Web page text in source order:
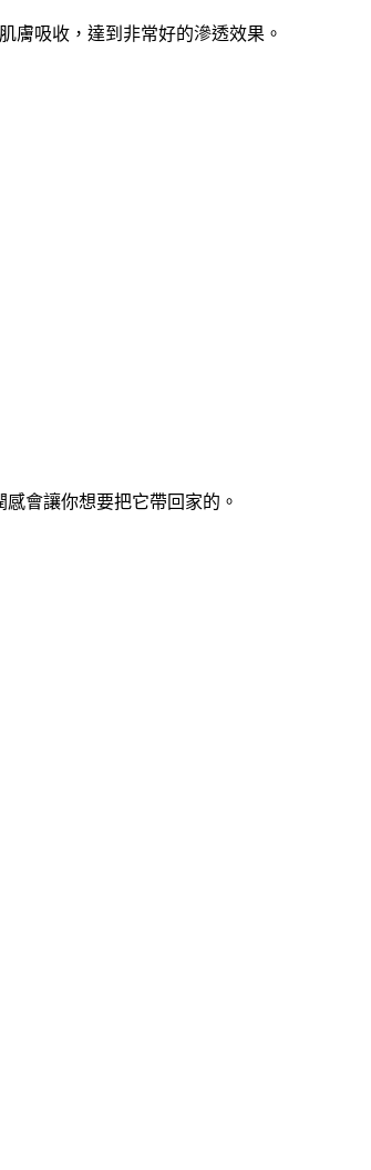
膚吸收，達到非常好的滲透效果。
會讓你想要把它帶回家的。